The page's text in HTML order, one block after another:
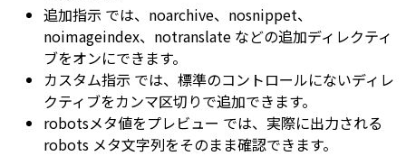
追加指示 では、 noarchive、 nosnippet、
noimageindex、 notranslate などの追加ディレクティ
ブをオンにできます。
カスタム指示 では、標準のコントロールにないディレ
クティブをカンマ区切りで追加できます。
robotsメタ値をプレビュー では、実際に出力される
robots メタ文字列をそのまま確認できます。